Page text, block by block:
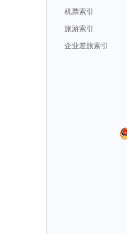
机票索引
旅游索引
企业差旅索引